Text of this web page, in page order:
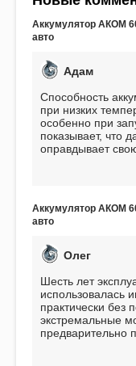
Аккумулятор АКОМ
авто
Адам
Способность
при низких
особенно при
показывает, что
оправдывает
пожалел.
Аккумулятор АКОМ
авто
Олег
Шесть лет
использовалась
практически без
экстремальные
предварительно
использования